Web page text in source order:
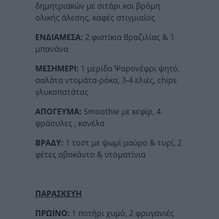
δημητριακών με σιτάρι και βρόμη
ολικής άλεσης, καφές στιγμιαίος
ΕΝΔΙΑΜΕΣΑ: 2 φιστίκια Βραζιλίας & 1
μπανάνα
ΜΕΣΗΜΕΡΙ: 1 μερίδα Ψαρονέφρι ψητό,
σαλάτα ντομάτα-ρόκα, 3-4 ελιές, chips
γλυκοπατάτας
ΑΠΟΓΕΥΜΑ: Smoothie με κεφίρ, 4
φράουλες , κανέλα
ΒΡΑΔΥ: 1 τοστ με ψωμί μαύρο & τυρί, 2
φέτες αβοκάντο & ντοματίνια
ΠΑΡΑΣΚΕΥΗ
ΠΡΩΙΝΟ: 1 ποτήρι χυμό, 2 φρυγανιές